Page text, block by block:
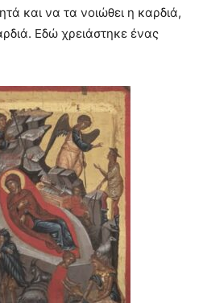
και να τα νοιώθει η καρδιά,
Εδώ χρειάστηκε ένας